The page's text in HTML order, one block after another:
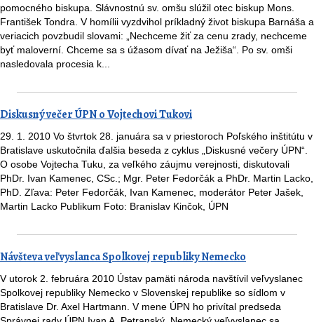
pomocného biskupa. Slávnostnú sv. omšu slúžil otec biskup Mons.
František Tondra. V homílii vyzdvihol príkladný život biskupa Barnáša a
veriacich povzbudil slovami: „Nechceme žiť za cenu zrady, nechceme
byť maloverní. Chceme sa s úžasom dívať na Ježiša“. Po sv. omši
nasledovala procesia k...
Diskusný večer ÚPN o Vojtechovi Tukovi
29. 1. 2010 Vo štvrtok 28. januára sa v priestoroch Poľského inštitútu v
Bratislave uskutočnila ďalšia beseda z cyklus „Diskusné večery ÚPN“.
O osobe Vojtecha Tuku, za veľkého záujmu verejnosti, diskutovali
PhDr. Ivan Kamenec, CSc.; Mgr. Peter Fedorčák a PhDr. Martin Lacko,
PhD. Zľava: Peter Fedorčák, Ivan Kamenec, moderátor Peter Jašek,
Martin Lacko Publikum Foto: Branislav Kinčok, ÚPN
Návšteva veľvyslanca Spolkovej republiky Nemecko
V utorok 2. februára 2010 Ústav pamäti národa navštívil veľvyslanec
Spolkovej republiky Nemecko v Slovenskej republike so sídlom v
Bratislave Dr. Axel Hartmann. V mene ÚPN ho privítal predseda